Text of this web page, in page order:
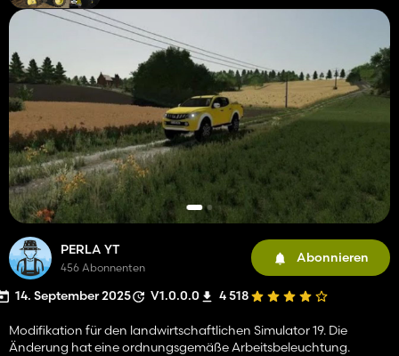
PERLA YT
456 Abonnenten
Abonnieren
14. September 2025 V1.0.0.0 4 518
Modifikation für den landwirtschaftlichen Simulator 19. Die
Änderung hat eine ordnungsgemäße Arbeitsbeleuchtung.